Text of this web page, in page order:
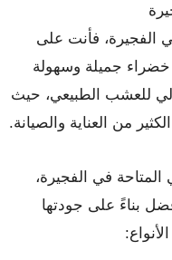
الفجيرة، فأنت على
جميلة وسهولة
للعشب الطبيعي، حيث
من العناية والصيانة.
في الفجيرة،
بناءً على جودتها